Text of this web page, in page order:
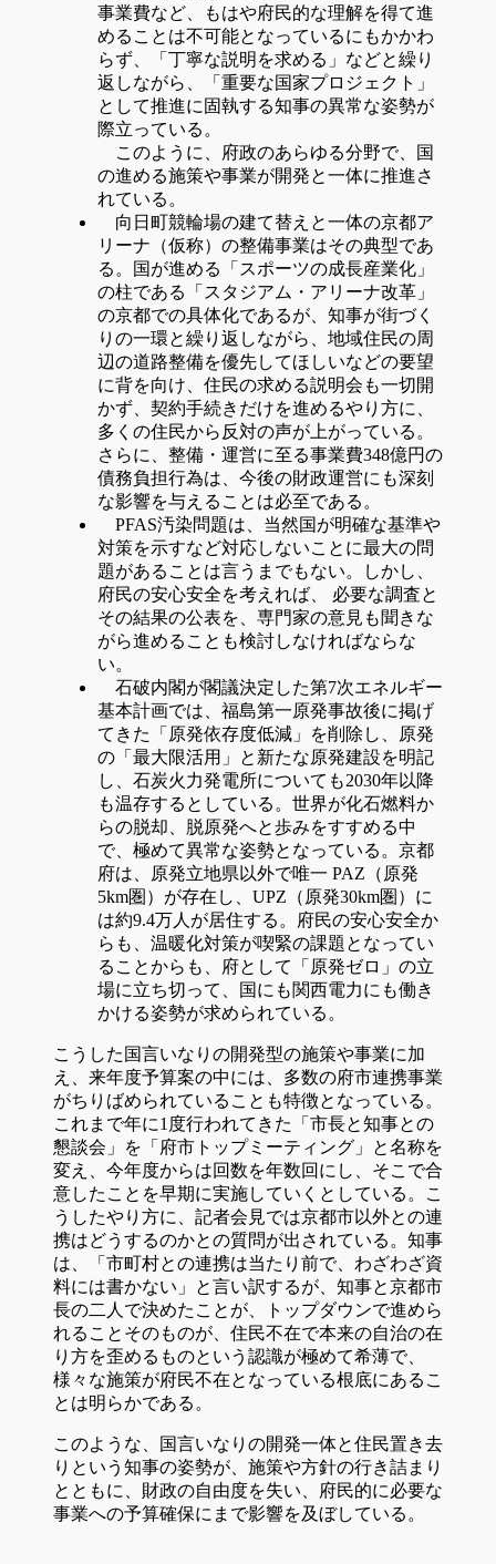
事業費など、もはや府民的な理解を得て進
めることは不可能となっているにもかかわ
らず、「丁寧な説明を求める」などと繰り
返しながら、「重要な国家プロジェクト」
として推進に固執する知事の異常な姿勢が
際立っている。
このように、府政のあらゆる分野で、国
の進める施策や事業が開発と一体に推進さ
れている。
向日町競輪場の建て替えと一体の京都ア
リーナ（仮称）の整備事業はその典型であ
る。国が進める「スポーツの成長産業化」
の柱である「スタジアム・アリーナ改革」
の京都での具体化であるが、知事が街づく
りの一環と繰り返しながら、地域住民の周
辺の道路整備を優先してほしいなどの要望
に背を向け、住民の求める説明会も一切開
かず、契約手続きだけを進めるやり方に、
多くの住民から反対の声が上がっている。
さらに、整備・運営に至る事業費348億円の
債務負担行為は、今後の財政運営にも深刻
な影響を与えることは必至である。
PFAS汚染問題は、当然国が明確な基準や
対策を示すなど対応しないことに最大の問
題があることは言うまでもない。しかし、
府民の安心安全を考えれば、 必要な調査と
その結果の公表を、専門家の意見も聞きな
がら進めることも検討しなければならな
い。
石破内閣が閣議決定した第7次エネルギー
基本計画では、福島第一原発事故後に掲げ
てきた「原発依存度低減」を削除し、原発
の「最大限活用」と新たな原発建設を明記
し、石炭火力発電所についても2030年以降
も温存するとしている。世界が化石燃料か
らの脱却、脱原発へと歩みをすすめる中
で、極めて異常な姿勢となっている。京都
府は、原発立地県以外で唯一 PAZ（原発
5km圏）が存在し、UPZ（原発30km圏）に
は約9.4万人が居住する。府民の安心安全か
らも、温暖化対策が喫緊の課題となってい
ることからも、府として「原発ゼロ」の立
場に立ち切って、国にも関西電力にも働き
かける姿勢が求められている。
こうした国言いなりの開発型の施策や事業に加
え、来年度予算案の中には、多数の府市連携事業
がちりばめられていることも特徴となっている。
これまで年に1度行われてきた「市長と知事との
懇談会」を「府市トップミーティング」と名称を
変え、今年度からは回数を年数回にし、そこで合
意したことを早期に実施していくとしている。こ
うしたやり方に、記者会見では京都市以外との連
携はどうするのかとの質問が出されている。知事
は、「市町村との連携は当たり前で、わざわざ資
料には書かない」と言い訳するが、知事と京都市
長の二人で決めたことが、トップダウンで進めら
れることそのものが、住民不在で本来の自治の在
り方を歪めるものという認識が極めて希薄で、
様々な施策が府民不在となっている根底にあるこ
とは明らかである。
このような、国言いなりの開発一体と住民置き去
りという知事の姿勢が、施策や方針の行き詰まり
とともに、財政の自由度を失い、府民的に必要な
事業への予算確保にまで影響を及ぼしている。